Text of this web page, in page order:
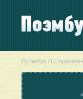
Поэмбук /